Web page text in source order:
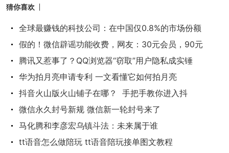
猜你喜欢
全球最赚钱的科技公司：在中国仅0.8%的市场份额
假的！微信辟谣功能收费，网友：30元会员，90元
腾讯又惹事了？QQ浏览器“窃取”用户隐私成实锤
华为拍月亮申请专利 一文看懂它如何拍月亮
抖音火山版火山铺子在哪？ 手把手教你进入抖
微信永久封号新规 微信新一轮封号来了
马化腾和李彦宏乌镇斗法：未来属于谁
tt语音怎么做陪玩 tt语音陪玩接单图文教程